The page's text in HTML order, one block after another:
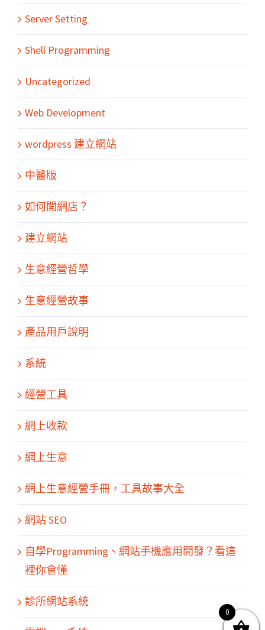
Server Setting
Shell Programming
Uncategorized
Web Development
wordpress 建立網站
中醫版
如何開網店？
建立網站
生意經營哲學
生意經營故事
產品用戶說明
系統
經營工具
網上收款
網上生意
網上生意經營手冊，工具故事大全
網站 SEO
自學Programming、網站手機應用開發？看這
裡你會懂
診所網站系統
關於我們
2026 | All Rights Reserved by MARS tree 火星樹資訊科技
0